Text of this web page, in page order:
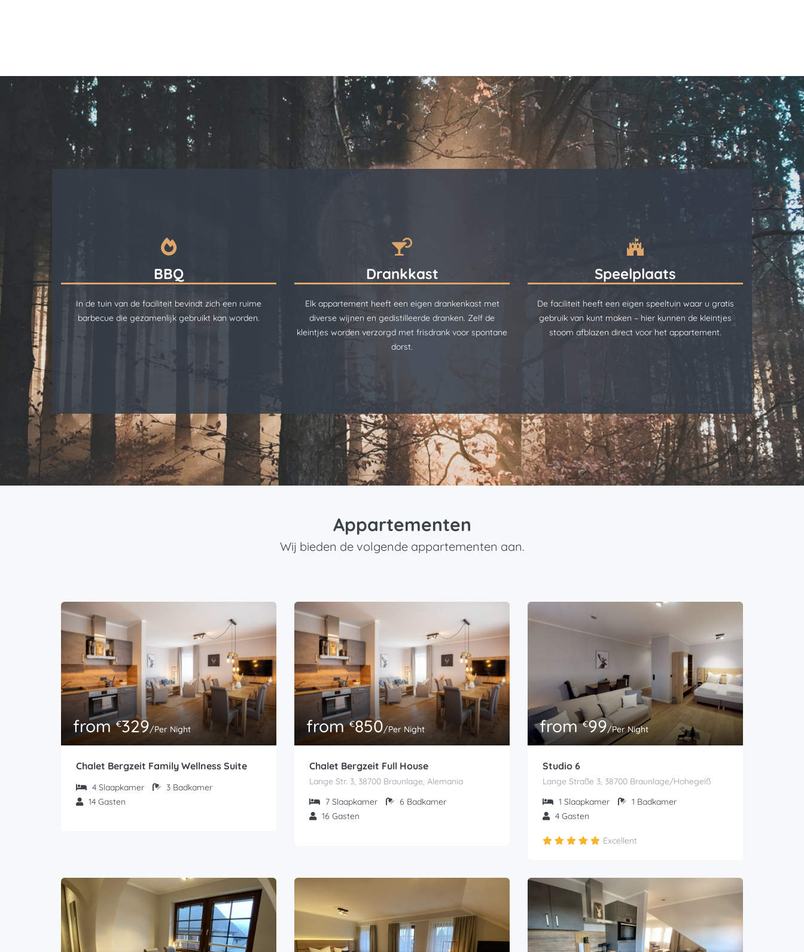
BBQ
In de tuin van de faciliteit bevindt zich een ruime
barbecue die gezamenlijk gebruikt kan worden.
Drankkast
Elk appartement heeft een eigen drankenkast met
diverse wijnen en gedistilleerde dranken. Zelf de
kleintjes worden verzorgd met frisdrank voor spontane
dorst.
Speelplaats
De faciliteit heeft een eigen speeltuin waar u gratis
gebruik van kunt maken – hier kunnen de kleintjes
stoom afblazen direct voor het appartement.
Appartementen
Wij bieden de volgende appartementen aan.
from€329/Per Night
Chalet Bergzeit Family Wellness Suite
4 Slaapkamer 3 Badkamer
14 Gasten
from€850/Per Night
Chalet Bergzeit Full House
Lange Str. 3, 38700 Braunlage, Alemania
7 Slaapkamer 6 Badkamer
16 Gasten
from€99/Per Night
Studio 6
Lange Straße 3, 38700 Braunlage/Hohegeiß
1 Slaapkamer 1 Badkamer
4 Gasten
Excellent